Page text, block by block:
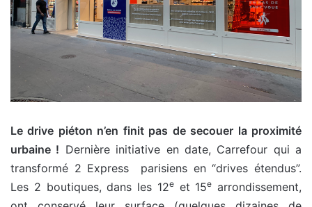
Le drive piéton n’en finit pas de secouer la proximité
urbaine ! Dernière initiative en date, Carrefour qui a
transformé 2 Express parisiens en “drives étendus”.
Les 2 boutiques, dans les 12eet 15e arrondissement,